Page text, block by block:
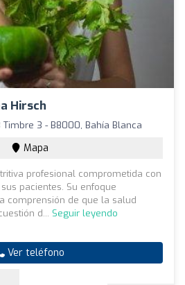
Hirsch
3 - B8000, Bahía Blanca
Mapa
profesional comprometida con
pacientes. Su enfoque
comprensión de que la salud
d... Seguir leyendo
Ver teléfono